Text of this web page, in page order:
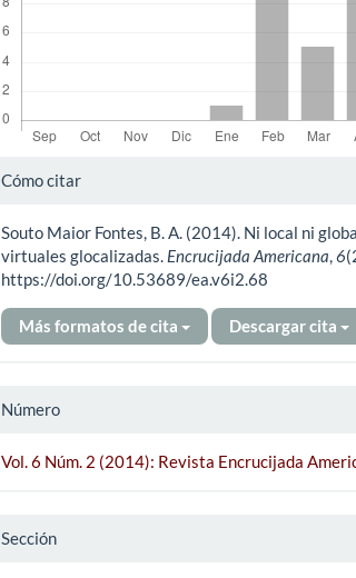
Detalles
artículo
Cómo citar
Souto Maior Fontes, B. A. (2014). Ni local ni
virtuales glocalizadas. Encrucijada Americana 6
https://doi.org/10.53689/ea.v6i2.68
Más formatos de cita Descargar cita
Número
Vol. 6 Núm. 2 (2014): Revista Encrucijada
Sección